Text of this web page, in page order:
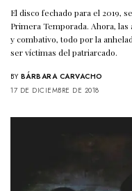
El disco fechado para el 2019,
Primera Temporada. Ahora,
y combativo, todo por la
ser víctimas del patriarcado.
BY BÁRBARA CARVACHO
17 DE DICIEMBRE DE 2018